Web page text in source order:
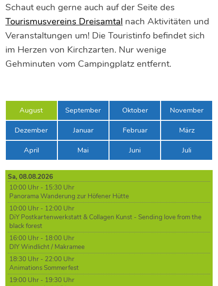
Schaut euch gerne auch auf der Seite des
Tourismusvereins Dreisamtal nach Aktivitäten und
Veranstaltungen um! Die Touristinfo befindet sich
im Herzen von Kirchzarten. Nur wenige
Gehminuten vom Campingplatz entfernt.
August September Oktober November
Dezember Januar Februar März
April Mai Juni Juli
Sa,08.08.2026
10:00 Uhr - 15:30 Uhr
Panorama Wanderung zur Höfener Hütte
10:00 Uhr - 12:00 Uhr
DiY Postkartenwerkstatt & Collagen Kunst - Sending love from the
black forest
16:00 Uhr - 18:00 Uhr
DIY Windlicht / Makramee
18:30 Uhr - 22:00 Uhr
Animations Sommerfest
19:00 Uhr - 19:30 Uhr